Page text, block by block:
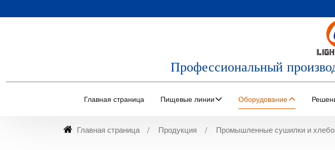
Профессиональный
Главная страница Пищевые линии Оборудование
Главная страница Продукция Промышленные сушилки и